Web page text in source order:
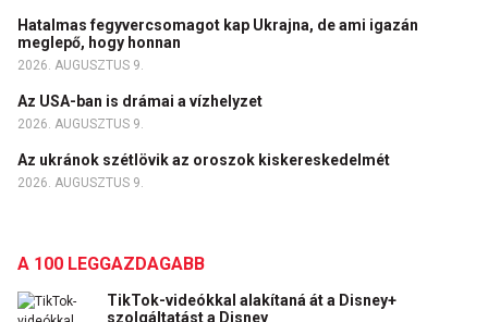
Hatalmas fegyvercsomagot kap Ukrajna, de ami igazán
meglepő, hogy honnan
2026. AUGUSZTUS 9.
Az USA-ban is drámai a vízhelyzet
2026. AUGUSZTUS 9.
Az ukránok szétlövik az oroszok kiskereskedelmét
2026. AUGUSZTUS 9.
A 100 LEGGAZDAGABB
TikTok-videókkal alakítaná át a Disney+
szolgáltatást a Disney